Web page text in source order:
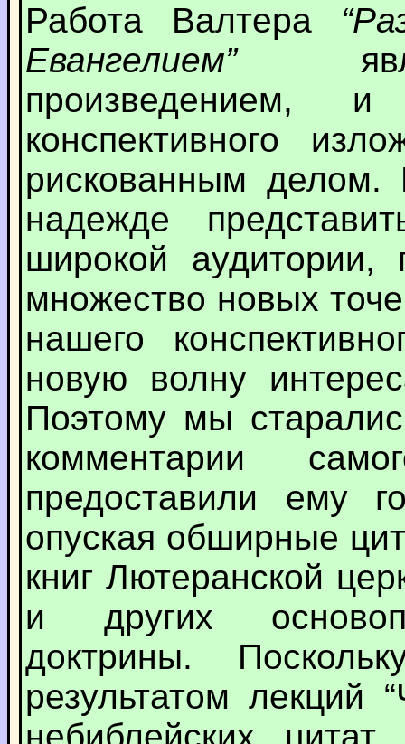
Работа Валтера
Евангелием”
произведением,
конспективного
рискованным
надежде
широкой аудитории,
множество новых
нашего
новую волну
Поэтому мы
комментарии
предоставили ему
опуская обширные
книг Лютеранской
и других
доктрины.
результатом лекций